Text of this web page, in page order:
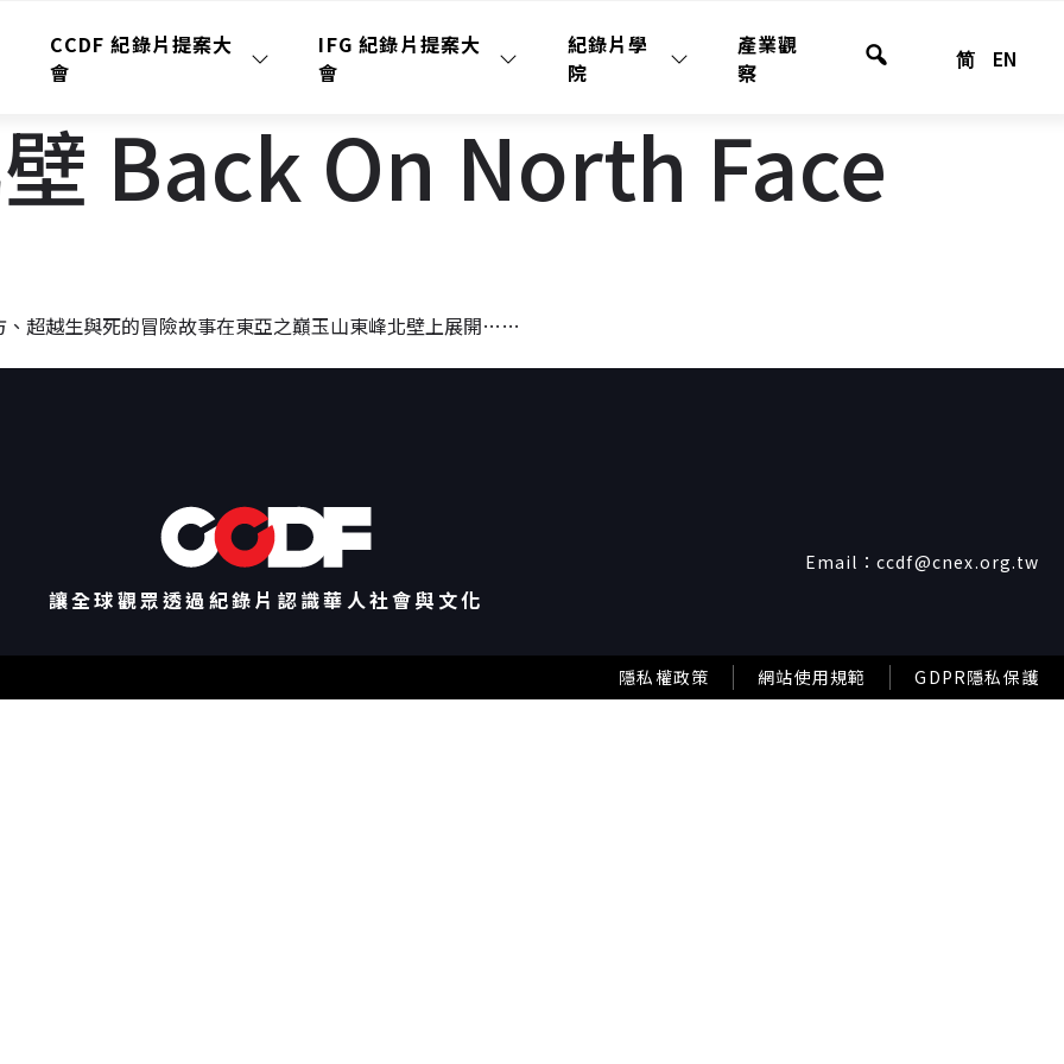
CCDF 紀錄片提案大
會
IFG 紀錄片提案大
會
紀錄片學
院
產業觀
察
全
尋
简 EN
Back On North Face
超越生與死的冒險故事在東亞之巔玉山東峰北壁上展開……
讓全球觀眾透過紀錄片認識華人社會與文化
Email： ccdf@cnex.org.tw
隱私權政策 網站使用規範 GDPR隱私保護